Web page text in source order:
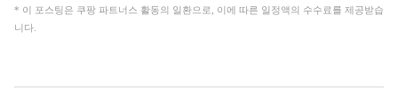
* 이 포스팅은 쿠팡 파트너스 활동의 일환으로, 이에 따른 일정액의 수수료를 제공받습
니다.